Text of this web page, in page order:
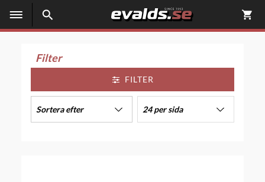
Filter
FILTER
Sortera efter 24 per sida